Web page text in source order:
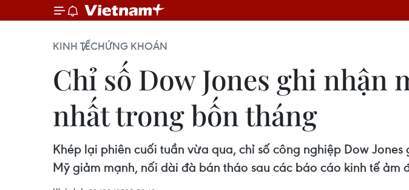
KINH TẾCHỨNG KHOÁN
Chỉ số Dow Jones ghi nhận
nhất trong bốn tháng
Khép lại phiên cuối tuần vừa qua, chỉ số công nghiệp Dow
Mỹ giảm mạnh, nối dài đà bán tháo sau các báo cáo kinh tế ảm